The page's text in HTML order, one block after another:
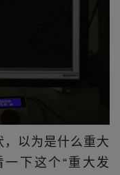
以为是什么重大
下这个“重大发